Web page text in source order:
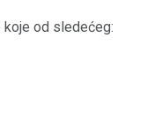
koje od sledećeg: